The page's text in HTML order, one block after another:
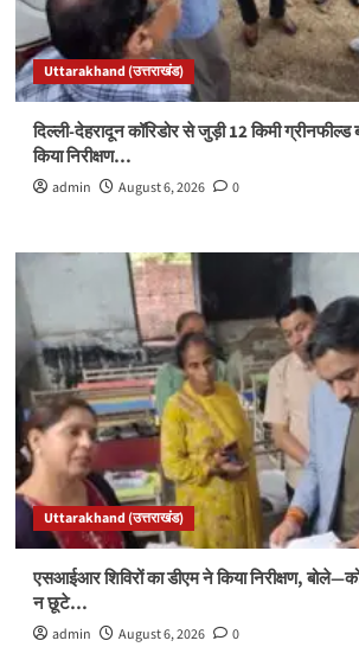
Uttarakhand (उत्तराखंड)
दिल्ली-देहरादून कॉरिडोर से जुड़ी 12 किमी ग्रीनफील्ड
किया निरीक्षण…
admin August 6, 2026 0
Uttarakhand (उत्तराखंड)
एसआईआर शिविरों का डीएम ने किया निरीक्षण,
न छूटे…
admin August 6, 2026 0